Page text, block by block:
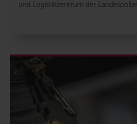
und Logistikzentrum der